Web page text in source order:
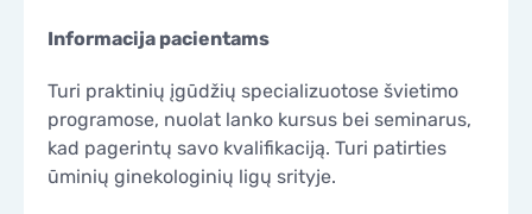
Informacija pacientams
Turi praktinių įgūdžių specializuotose švietimo
programose, nuolat lanko kursus bei seminarus,
kad pagerintų savo kvalifikaciją. Turi patirties
ūminių ginekologinių ligų srityje.